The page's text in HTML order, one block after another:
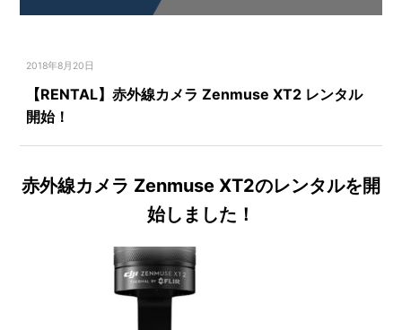
2018年8月20日
【RENTAL】赤外線カメラ Zenmuse XT2 レンタル
開始！
赤外線カメラ Zenmuse XT2のレンタルを開
始しました！